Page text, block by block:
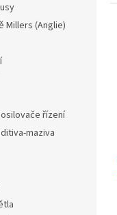
Millers (Anglie)
řízení
maziva